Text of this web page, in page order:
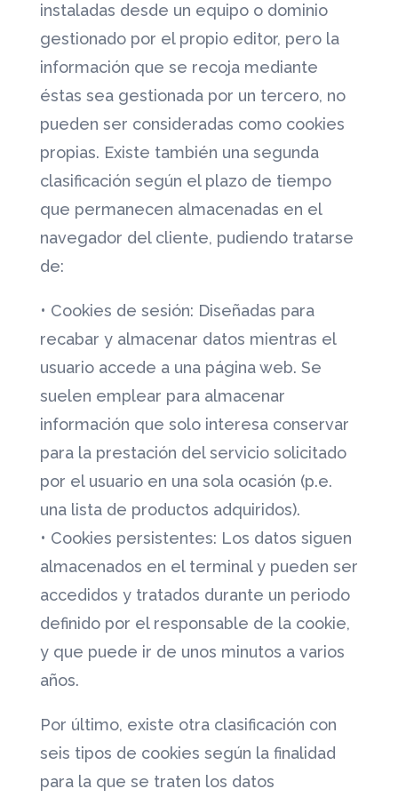
instaladas desde un equipo o dominio
gestionado por el propio editor, pero la
información que se recoja mediante
éstas sea gestionada por un tercero, no
pueden ser consideradas como cookies
propias. Existe también una segunda
clasificación según el plazo de tiempo
que permanecen almacenadas en el
navegador del cliente, pudiendo tratarse
de:
• Cookies de sesión: Diseñadas para
recabar y almacenar datos mientras el
usuario accede a una página web. Se
suelen emplear para almacenar
información que solo interesa conservar
para la prestación del servicio solicitado
por el usuario en una sola ocasión (p.e.
una lista de productos adquiridos).
• Cookies persistentes: Los datos siguen
almacenados en el terminal y pueden ser
accedidos y tratados durante un periodo
definido por el responsable de la cookie,
y que puede ir de unos minutos a varios
años.
Por último, existe otra clasificación con
seis tipos de cookies según la finalidad
para la que se traten los datos